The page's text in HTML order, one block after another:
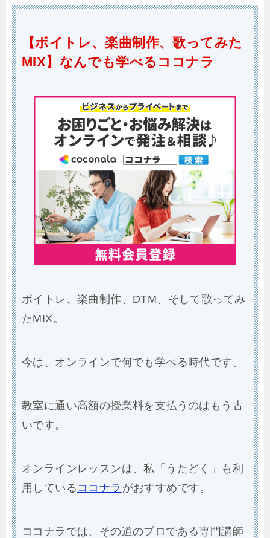
【ボイトレ、楽曲制作、歌ってみた
MIX】なんでも学べるココナラ
ボイトレ、楽曲制作、DTM、そして歌ってみ
たMIX。
今は、オンラインで何でも学べる時代です。
教室に通い高額の授業料を支払うのはもう古
いです。
オンラインレッスンは、私「うたどく」も利
用している ココナラ がおすすめです。
ココナラでは、その道のプロである専門講師